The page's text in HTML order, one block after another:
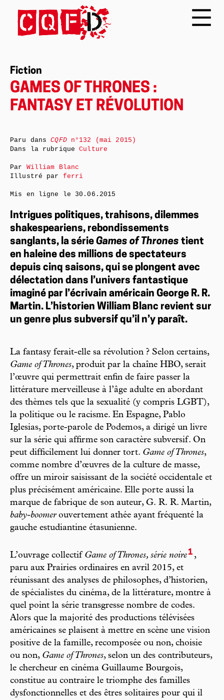
Fiction
GAMES OF THRONES :
FANTASY ET RÉVOLUTION
Intrigues politiques, trahisons, dilemmes
shakespeariens, rebondissements
sanglants, la série Games of Thrones tient
en haleine des millions de spectateurs
depuis cinq saisons, qui se plongent avec
délectation dans l’univers fantastique
imaginé par l’écrivain américain George R. R.
Martin. L’historien William Blanc revient sur
un genre plus subversif qu’il n’y paraît.
La fantasy ferait-elle sa révolution ? Selon certains,
Game of Thrones, produit par la chaîne HBO, serait
l’œuvre qui permettrait enfin de faire passer la
littérature merveilleuse à l’âge adulte en abordant
des thèmes tels que la sexualité (y compris LGBT),
la politique ou le racisme. En Espagne, Pablo
Iglesias, porte-parole de Podemos, a dirigé un livre
sur la série qui affirme son caractère subversif. On
peut difficilement lui donner tort. Game of Thrones,
comme nombre d’œuvres de la culture de masse,
offre un miroir saisissant de la société occidentale et
plus précisément américaine. Elle porte aussi la
marque de fabrique de son auteur, G. R. R. Martin,
baby-boomerouvertement athée ayant fréquenté la
gauche estudiantine étasunienne.
L’ouvrage collectif Game of Thrones, série noire1 ,
paru aux Prairies ordinaires en avril 2015, et
réunissant des analyses de philosophes, d’historien,
de spécialistes du cinéma, de la littérature, montre à
quel point la série transgresse nombre de codes.
Alors que la majorité des productions télévisées
américaines se plaisent à mettre en scène une vision
positive de la famille, recomposée ou non, choisie
ou non, Game of Thrones, selon un des contributeurs,
le chercheur en cinéma Guillaume Bourgois,
constitue au contraire le triomphe des familles
dysfonctionnelles et des êtres solitaires pour qui il
Paru dansCQFDn°132 (mai 2015)
Dans la rubriqueCulture
Par William Blanc
Illustré par ferri
Mis en ligne le 30.06.2015